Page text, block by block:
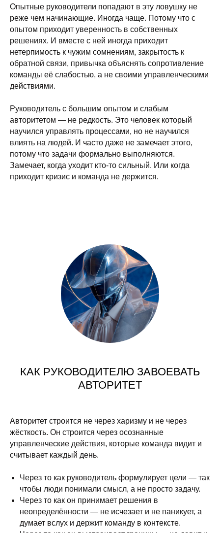
Опытные руководители попадают в эту ловушку не
реже чем начинающие. Иногда чаще. Потому что с
опытом приходит уверенность в собственных
решениях. И вместе с ней иногда приходит
нетерпимость к чужим сомнениям, закрытость к
обратной связи, привычка объяснять сопротивление
команды её слабостью, а не своими управленческими
действиями.
Руководитель с большим опытом и слабым
авторитетом — не редкость. Это человек который
научился управлять процессами, но не научился
влиять на людей. И часто даже не замечает этого,
потому что задачи формально выполняются.
Замечает, когда уходит кто-то сильный. Или когда
приходит кризис и команда не держится.
КАК РУКОВОДИТЕЛЮ ЗАВОЕВАТЬ
АВТОРИТЕТ
Авторитет строится не через харизму и не через
жёсткость. Он строится через осознанные
управленческие действия, которые команда видит и
считывает каждый день.
Через то как руководитель формулирует цели — так
чтобы люди понимали смысл, а не просто задачу.
Через то как он принимает решения в
неопределённости — не исчезает и не паникует, а
думает вслух и держит команду в контексте.